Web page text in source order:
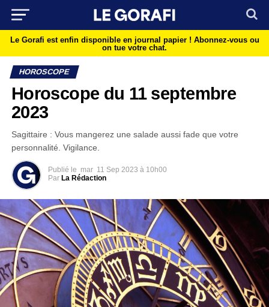
Le Gorafi est enfin disponible en journal papier ! Abonnez-vous ou
on tue votre chat.
HOROSCOPE
Horoscope du 11 septembre
2023
Sagittaire : Vous mangerez une salade aussi fade que votre
personnalité. Vigilance.
Publié le mar 11 Sep 2023 à 10h00
Par La Rédaction